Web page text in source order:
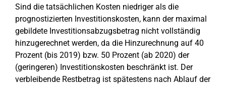
Sind die tatsächlichen Kosten niedriger als die
prognostizierten Investitionskosten, kann der maximal
gebildete Investitionsabzugsbetrag nicht vollständig
hinzugerechnet werden, da die Hinzurechnung auf 40
Prozent (bis 2019) bzw. 50 Prozent (ab 2020) der
(geringeren) Investitionskosten beschränkt ist. Der
verbleibende Restbetrag ist spätestens nach Ablauf der